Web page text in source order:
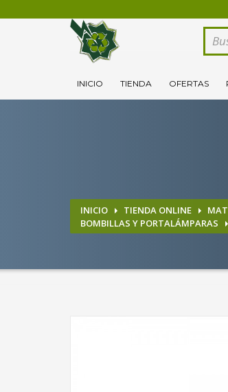
CÓMO COMPRAR
Logeate con tu cuenta de
INICIO TIENDA OFERTAS
INICIO TIENDA ONLINE
BOMBILLAS Y PORTALÁMPARAS